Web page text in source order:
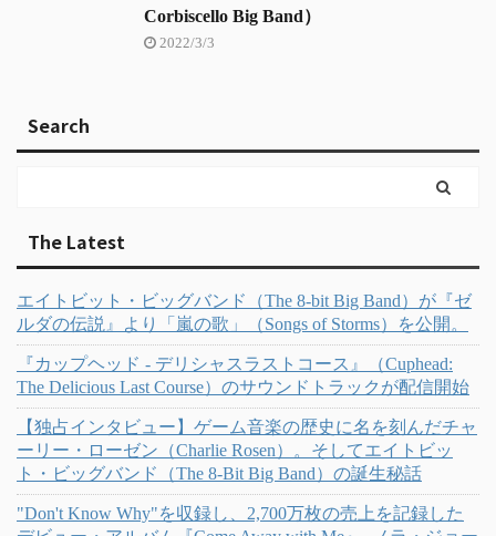
Corbiscello Big Band）
2022/3/3
Search
The Latest
エイトビット・ビッグバンド（The 8-bit Big Band）が『ゼ
ルダの伝説』より「嵐の歌」（Songs of Storms）を公開。
『カップヘッド - デリシャスラストコース』（Cuphead:
The Delicious Last Course）のサウンドトラックが配信開始
【独占インタビュー】ゲーム音楽の歴史に名を刻んだチャ
ーリー・ローゼン（Charlie Rosen）。そしてエイトビッ
ト・ビッグバンド（The 8-Bit Big Band）の誕生秘話
"Don't Know Why"を収録し、2,700万枚の売上を記録した